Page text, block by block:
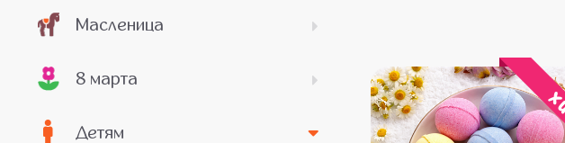
Масленица
8 марта
Детям